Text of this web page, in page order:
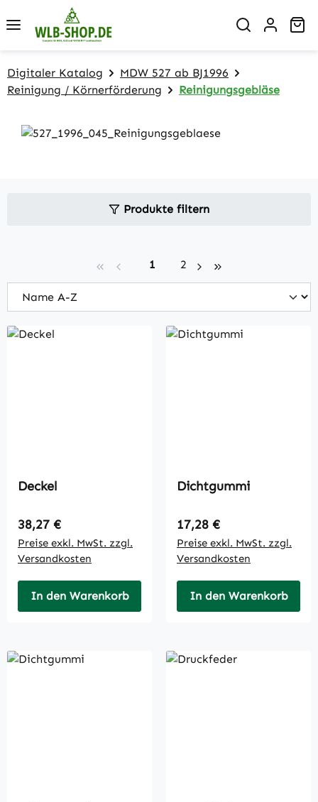
Zum Hauptinhalt springen
Digitaler Katalog
MDW 527 ab BJ1996
Reinigung / Körnerförderung
Reinigungsgebläse
Produkte filtern
Seite
1 Seite
2
Deckel
Regulärer Preis:
38,27 €
Preise exkl. MwSt. zzgl.
Versandkosten
In den Warenkorb
Dichtgummi
Regulärer Preis:
17,28 €
Preise exkl. MwSt. zzgl.
Versandkosten
In den Warenkorb